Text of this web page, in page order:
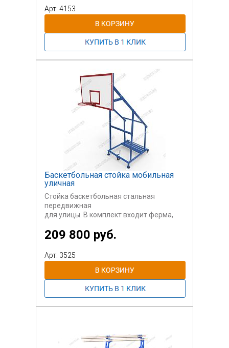
с сеткой.
Стоимость указана за 1 шт. Противовесы
в
стоимость не входят.
Арт: 4153
Баскетбольная стойка мобильная
уличная
Стойка баскетбольная стальная
передвижная
для улицы. В комплект входит ферма,
кольцо, сетка, секция для 8-ми
противовесов (противовесы в комплект
не
входят. В качестве противовесов
возможно использовать бетонные блоки
или бордюрный камень).
209 800 руб.
Арт: 3525